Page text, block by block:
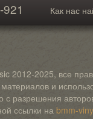
Как нас
2012-2025, все
и
с разрешения
ссылки на bmm-